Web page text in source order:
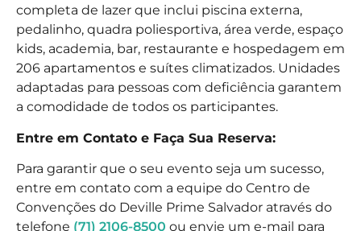
completa de lazer que inclui piscina externa,
pedalinho, quadra poliesportiva, área verde, espaço
kids, academia, bar, restaurante e hospedagem em
206 apartamentos e suítes climatizados. Unidades
adaptadas para pessoas com deficiência garantem
a comodidade de todos os participantes.
Entre em Contato e Faça Sua Reserva:
Para garantir que o seu evento seja um sucesso,
entre em contato com a equipe do Centro de
Convenções do Deville Prime Salvador através do
telefone (71) 2106-8500 ou envie um e-mail para